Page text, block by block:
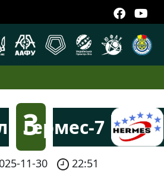
3
:
Гермес-7
11-30 22:51